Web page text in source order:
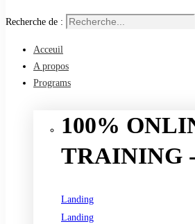
Recherche de :
Acceuil
A propos
Programs
100%
TRAINING -
Landing
Landing